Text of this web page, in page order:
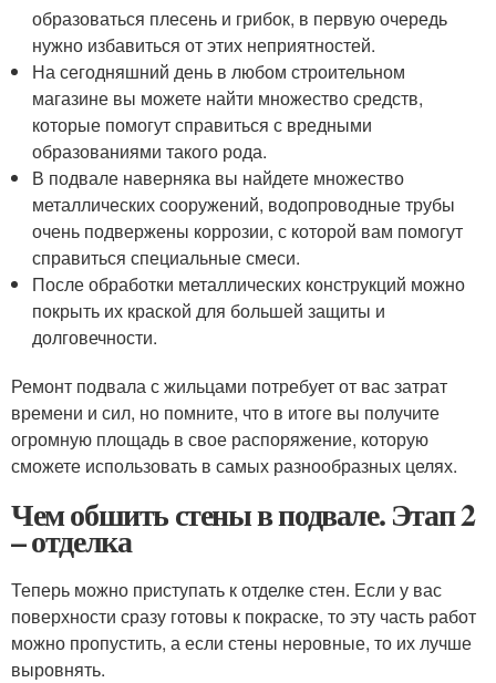
образоваться плесень и грибок, в первую очередь
нужно избавиться от этих неприятностей.
На сегодняшний день в любом строительном
магазине вы можете найти множество средств,
которые помогут справиться с вредными
образованиями такого рода.
В подвале наверняка вы найдете множество
металлических сооружений, водопроводные трубы
очень подвержены коррозии, с которой вам помогут
справиться специальные смеси.
После обработки металлических конструкций можно
покрыть их краской для большей защиты и
долговечности.
Ремонт подвала с жильцами потребует от вас затрат
времени и сил, но помните, что в итоге вы получите
огромную площадь в свое распоряжение, которую
сможете использовать в самых разнообразных целях.
Чем обшить стены в подвале. Этап 2
– отделка
Теперь можно приступать к отделке стен. Если у вас
поверхности сразу готовы к покраске, то эту часть работ
можно пропустить, а если стены неровные, то их лучше
выровнять.